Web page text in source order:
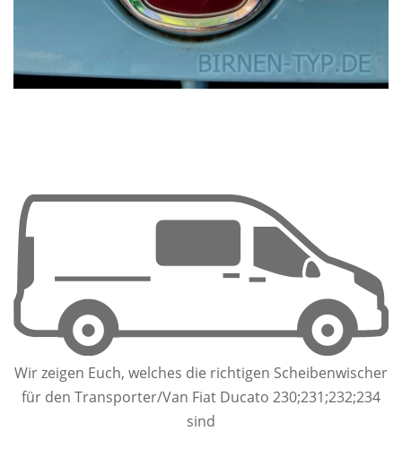
Wir zeigen Euch, welches die richtigen Scheibenwischer
für den Transporter/Van Fiat Ducato 230;231;232;234
sind